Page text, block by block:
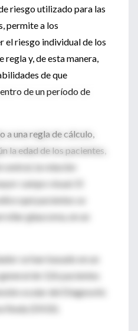
riesgo utilizado para las
permite a los
riesgo individual de los
regla y, de esta manera,
de que
de un período de
a una regla de cálculo,
la edad de los pacientes,
la relación
campo visual. El
qué pacientes se
glaucoma, en un
se han basado en un
de 126 pacientes
ocular del Diagnostic
(DIGS).